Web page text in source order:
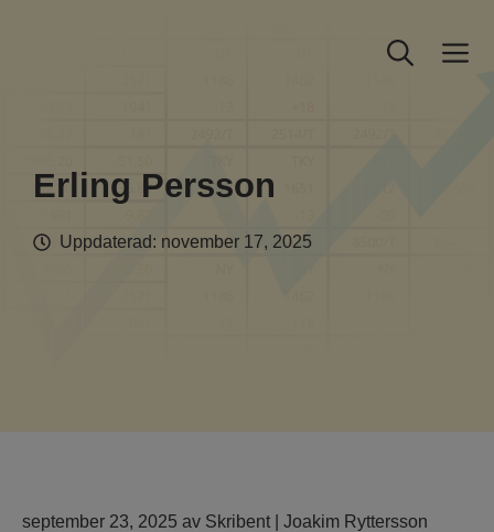
Erling Persson
Uppdaterad: november 17, 2025
september 23, 2025 av Skribent | Joakim Ryttersson